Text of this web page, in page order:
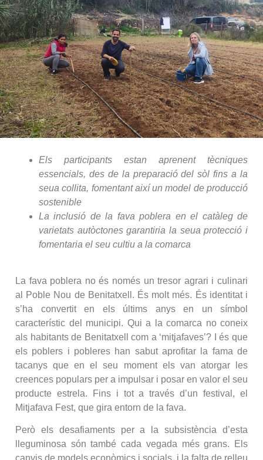
Els participants estan aprenent tècniques
essencials, des de la preparació del sòl fins a la
seua collita, fomentant així un model de producció
sostenible
La inclusió de la fava poblera en el catàleg de
varietats autòctones garantiria la seua protecció i
fomentaria el seu cultiu a la comarca
La fava poblera no és només un tresor agrari i culinari
al Poble Nou de Benitatxell. És molt més. És identitat i
s’ha convertit en els últims anys en un símbol
característic del municipi. Qui a la comarca no coneix
als habitants de Benitatxell com a ‘mitjafaves’? I és que
els poblers i pobleres han sabut aprofitar la fama de
tacanys que en el seu moment els van atorgar les
creences populars per a impulsar i posar en valor el seu
producte estrela. Fins i tot a través d’un festival, el
Mitjafava Fest, que gira entorn de la fava.
Però els desafiaments per a la subsistència d’esta
lleguminosa són també cada vegada més grans. Els